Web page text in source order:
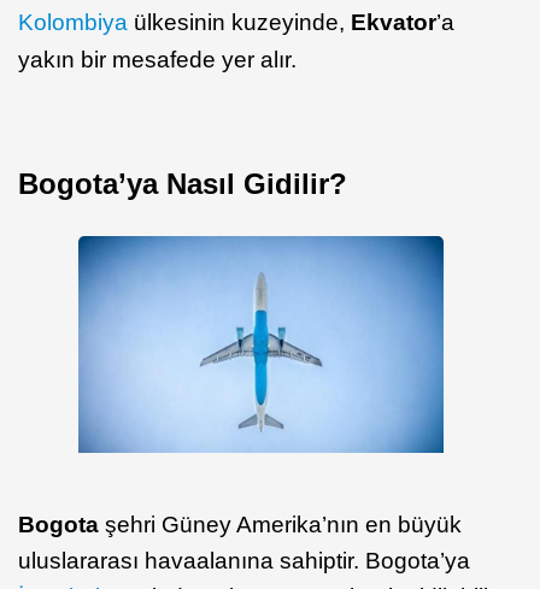
Kolombiya ülkesinin kuzeyinde, Ekvator’a
yakın bir mesafede yer alır.
Bogota’ya Nasıl Gidilir?
Bogota şehri Güney Amerika’nın en büyük
uluslararası havaalanına sahiptir. Bogota’ya